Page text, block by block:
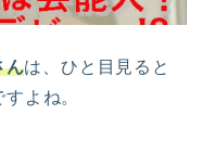
んは、ひと目見ると
よね。